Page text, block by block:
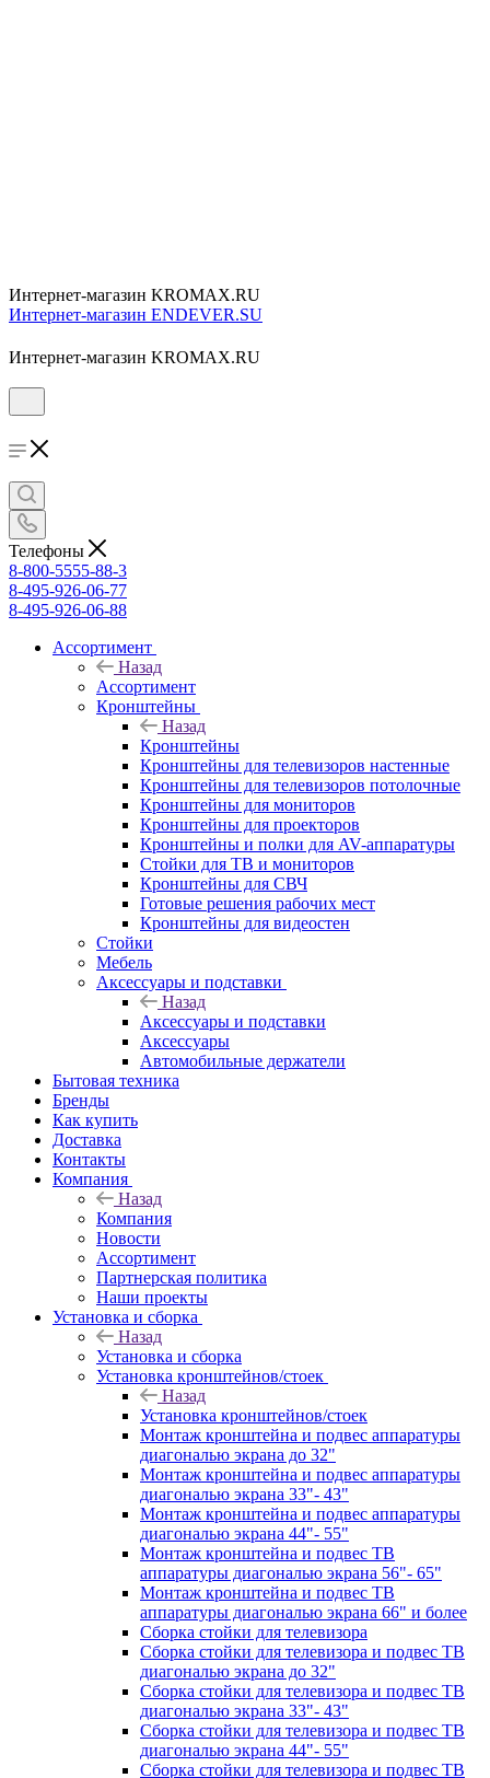
Интернет-магазин KROMAX.RU
Интернет-магазин ENDEVER.SU
Интернет-магазин KROMAX.RU
Телефоны
8-800-5555-88-3
8-495-926-06-77
8-495-926-06-88
Ассортимент
Назад
Ассортимент
Кронштейны
Назад
Кронштейны
Кронштейны для телевизоров настенные
Кронштейны для телевизоров потолочные
Кронштейны для мониторов
Кронштейны для проекторов
Кронштейны и полки для AV-аппаратуры
Стойки для ТВ и мониторов
Кронштейны для СВЧ
Готовые решения рабочих мест
Кронштейны для видеостен
Стойки
Мебель
Аксессуары и подставки
Назад
Аксессуары и подставки
Аксессуары
Автомобильные держатели
Бытовая техника
Бренды
Как купить
Доставка
Контакты
Компания
Назад
Компания
Новости
Ассортимент
Партнерская политика
Наши проекты
Установка и сборка
Назад
Установка и сборка
Установка кронштейнов/стоек
Назад
Установка кронштейнов/стоек
Монтаж кронштейна и подвес аппаратуры
диагональю экрана до 32"
Монтаж кронштейна и подвес аппаратуры
диагональю экрана 33"- 43"
Монтаж кронштейна и подвес аппаратуры
диагональю экрана 44"- 55"
Монтаж кронштейна и подвес ТВ
аппаратуры диагональю экрана 56"- 65"
Монтаж кронштейна и подвес ТВ
аппаратуры диагональю экрана 66" и более
Сборка стойки для телевизора
Сборка стойки для телевизора и подвес ТВ
диагональю экрана до 32"
Сборка стойки для телевизора и подвес ТВ
диагональю экрана 33"- 43"
Сборка стойки для телевизора и подвес ТВ
диагональю экрана 44"- 55"
Сборка стойки для телевизора и подвес ТВ